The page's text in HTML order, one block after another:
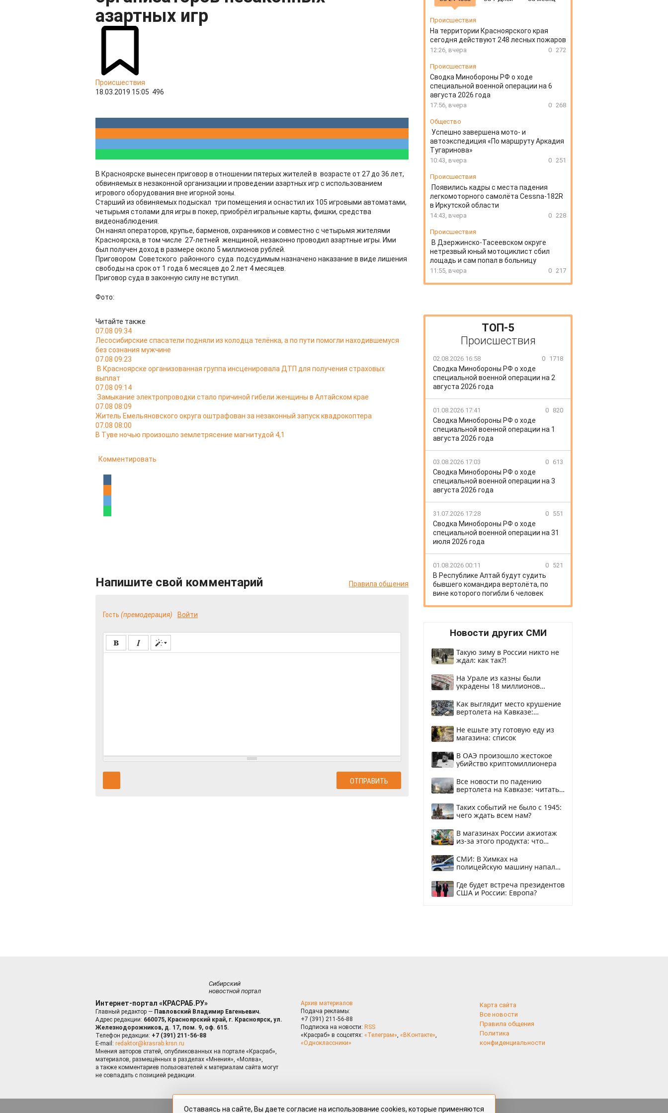
азартных игр
Происшествия
18.03.2019 15:05 496
В Красноярске вынесен приговор в отношении пятерых жителей в возрасте от 27 до 36 лет,
обвиняемых в незаконной организации и проведении азартных игр с использованием
игрового оборудования вне игорной зоны.
Старший из обвиняемых подыскал три помещения и оснастил их 105 игровыми автоматами,
четырьмя столами для игры в покер, приобрёл игральные карты, фишки, средства
видеонаблюдения.
Он нанял операторов, крупье, барменов, охранников и совместно с четырьмя жителями
Красноярска, в том числе 27-летней женщиной, незаконно проводил азартные игры. Ими
был получен доход в размере около 5 миллионов рублей.
Приговором Советского районного суда подсудимым назначено наказание в виде лишения
свободы на срок от 1 года 6 месяцев до 2 лет 4 месяцев.
Приговор суда в законную силу не вступил.
Фото:
Читайте также
07.08 09:34
Лесосибирские спасатели подняли из колодца телёнка, а по пути помогли находившемуся
без сознания мужчине
07.08 09:23
В Красноярске организованная группа инсценировала ДТП для получения страховых
выплат
07.08 09:14
Замыкание электропроводки стало причиной гибели женщины в Алтайском крае
07.08 08:09
Житель Емельяновского округа оштрафован за незаконный запуск квадрокоптера
07.08 08:00
В Туве ночью произошло землетрясение магнитудой 4,1
Комментировать
Напишите свой комментарий Правила общения
Гость (премодерация) Войти
Происшествия
На территории Красноярского края
сегодня действуют 248 лесных пожаров
12:26, вчера 0 272
Происшествия
Сводка Минобороны РФ о ходе
специальной военной операции на 6
августа 2026 года
17:56, вчера 0 268
Общество
Успешно завершена мото- и
автоэкспедиция «По маршруту Аркадия
Тугаринова»
10:43, вчера 0 251
Происшествия
Появились кадры с места падения
легкомоторного самолёта Cessna-182R
в Иркутской области
14:43, вчера 0 228
Происшествия
В Дзержинско-Тасеевском округе
нетрезвый юный мотоциклист сбил
лощадь и сам попал в больницу
11:55, вчера 0 217
ТОП-5
Происшествия
02.08.2026 16:58 0 1718
Сводка Минобороны РФ о ходе
специальной военной операции на 2
августа 2026 года
01.08.2026 17:41 0 820
Сводка Минобороны РФ о ходе
специальной военной операции на 1
августа 2026 года
03.08.2026 17:03 0 613
Сводка Минобороны РФ о ходе
специальной военной операции на 3
августа 2026 года
31.07.2026 17:28 0 551
Сводка Минобороны РФ о ходе
специальной военной операции на 31
июля 2026 года
01.08.2026 00:11 0 521
В Республике Алтай будут судить
бывшего командира вертолёта, по
вине которого погибли 6 человек
Новости других СМИ
Такую зиму в России никто не
ждал: как так?!
На Урале из казны были
украдены 18 миллионов
Как выглядит место крушение
вертолета на Кавказе:
Не ешьте эту готовую еду из
магазина: список
В ОАЭ произошло жестокое
убийство криптомиллионера
Все новости по падению
вертолета на Кавказе: читать
Таких событий не было с 1945:
чего ждать всем нам?
В магазинах России ажиотаж
из-за этого продукта: что
СМИ: В Химках на
полицейскую машину напали
Где будет встреча президентов
США и России: Европа?
Сибирский
новостной портал
Интернет-портал «КРАСРАБ.РУ»
Главный редактор — Павловский Владимир Евгеньевич.
Адрес редакции: 660075, Красноярский край, г. Красноярск, ул.
Железнодорожников, д. 17, пом. 9, оф. 615.
Телефон редакции: +7 (391) 211-56-88
E-mail: redaktor@krasrab.krsn.ru
Мнения авторов статей, опубликованных на портале «Красраб»,
материалов, размещённых в разделах «Мнения», «Молва»,
а также комментариев пользователей к материалам сайта могут
не совпадать с позицией редакции.
Архив материалов
Подача рекламы:
+7 (391) 211-56-88
Подписка на новости: RSS
«Красраб» в соцсетях: «Телеграм», «ВКонтакте»,
«Одноклассники»
Карта сайта
Все новости
Правила общения
Политика
конфиденциальности
Оставаясь на сайте, Вы даете согласие на использование cookies, которые применяются